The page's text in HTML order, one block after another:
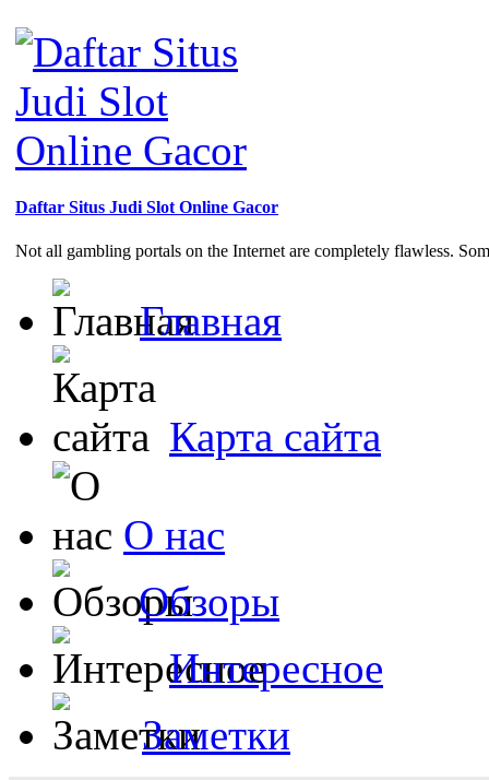
Daftar Situs Judi Slot Online Gacor
Not all gambling portals on the Internet are completely flawless.
Главная
Карта сайта
О нас
Обзоры
Интересное
Заметки